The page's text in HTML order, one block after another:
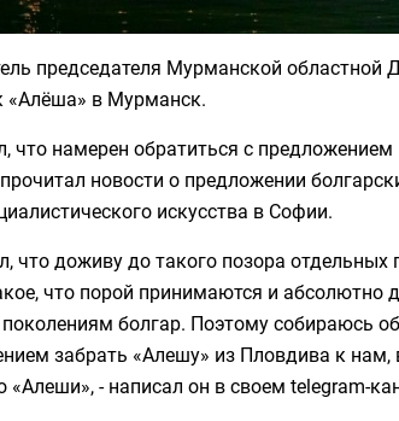
председателя Мурманской
«Алёша» в Мурманск.
что намерен обратиться с
новости о предложении
искусства в Софии.
что доживу до такого позора отдельных
что порой принимаются и абсолютно
болгар. Поэтому собираюсь
забрать «Алешу» из Пловдива к
«Алеши», -написал он в своем telegram-